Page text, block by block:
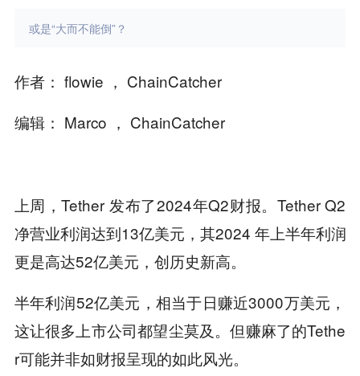
或是“大而不能倒”？
作者： flowie ， ChainCatcher
编辑： Marco ， ChainCatcher
上周，Tether 发布了2024年Q2财报。Tether Q2
净营业利润达到13亿美元，其2024 年上半年利润
更是高达52亿美元，创历史新高。
半年利润52亿美元，相当于日赚近3000万美元，
这让很多上市公司都望尘莫及。但赚麻了的Tethe
r可能并非如财报呈现的如此风光。